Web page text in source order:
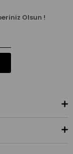
Olsun !